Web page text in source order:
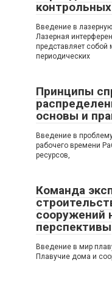
Введение в
Лазерная
представляет
периодических
Принципы
основы и
Введение в
рабочего времени
ресурсов,
Команда
сооружений
перспективы
Введение в мир
Плавучие дома и